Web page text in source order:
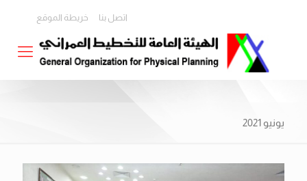
اتصل بنا خريطة الموقع
يونيو 2021